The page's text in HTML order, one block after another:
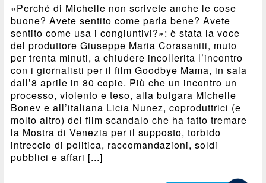
«Perché di Michelle non scrivete anche le cose
buone? Avete sentito come parla bene? Avete
sentito come usa i congiuntivi?»: è stata la voce
del produttore Giuseppe Maria Corasaniti, muto
per trenta minuti, a chiudere incollerita l’incontro
con i giornalisti per il film Goodbye Mama, in sala
dall’8 aprile in 80 copie. Più che un incontro un
processo, violento e teso, alla bulgara Michelle
Bonev e all’italiana Licia Nunez, coproduttrici (e
molto altro) del film scandalo che ha fatto tremare
la Mostra di Venezia per il supposto, torbido
intreccio di politica, raccomandazioni, soldi
pubblici e affari [...]